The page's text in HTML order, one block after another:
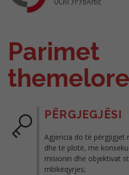
Parimet
themelore
PËRGJEGJËSI
Agjencia do të përgjigjet
dhe të plotë, me
misionin dhe objektivat
mbikëqyrjes;